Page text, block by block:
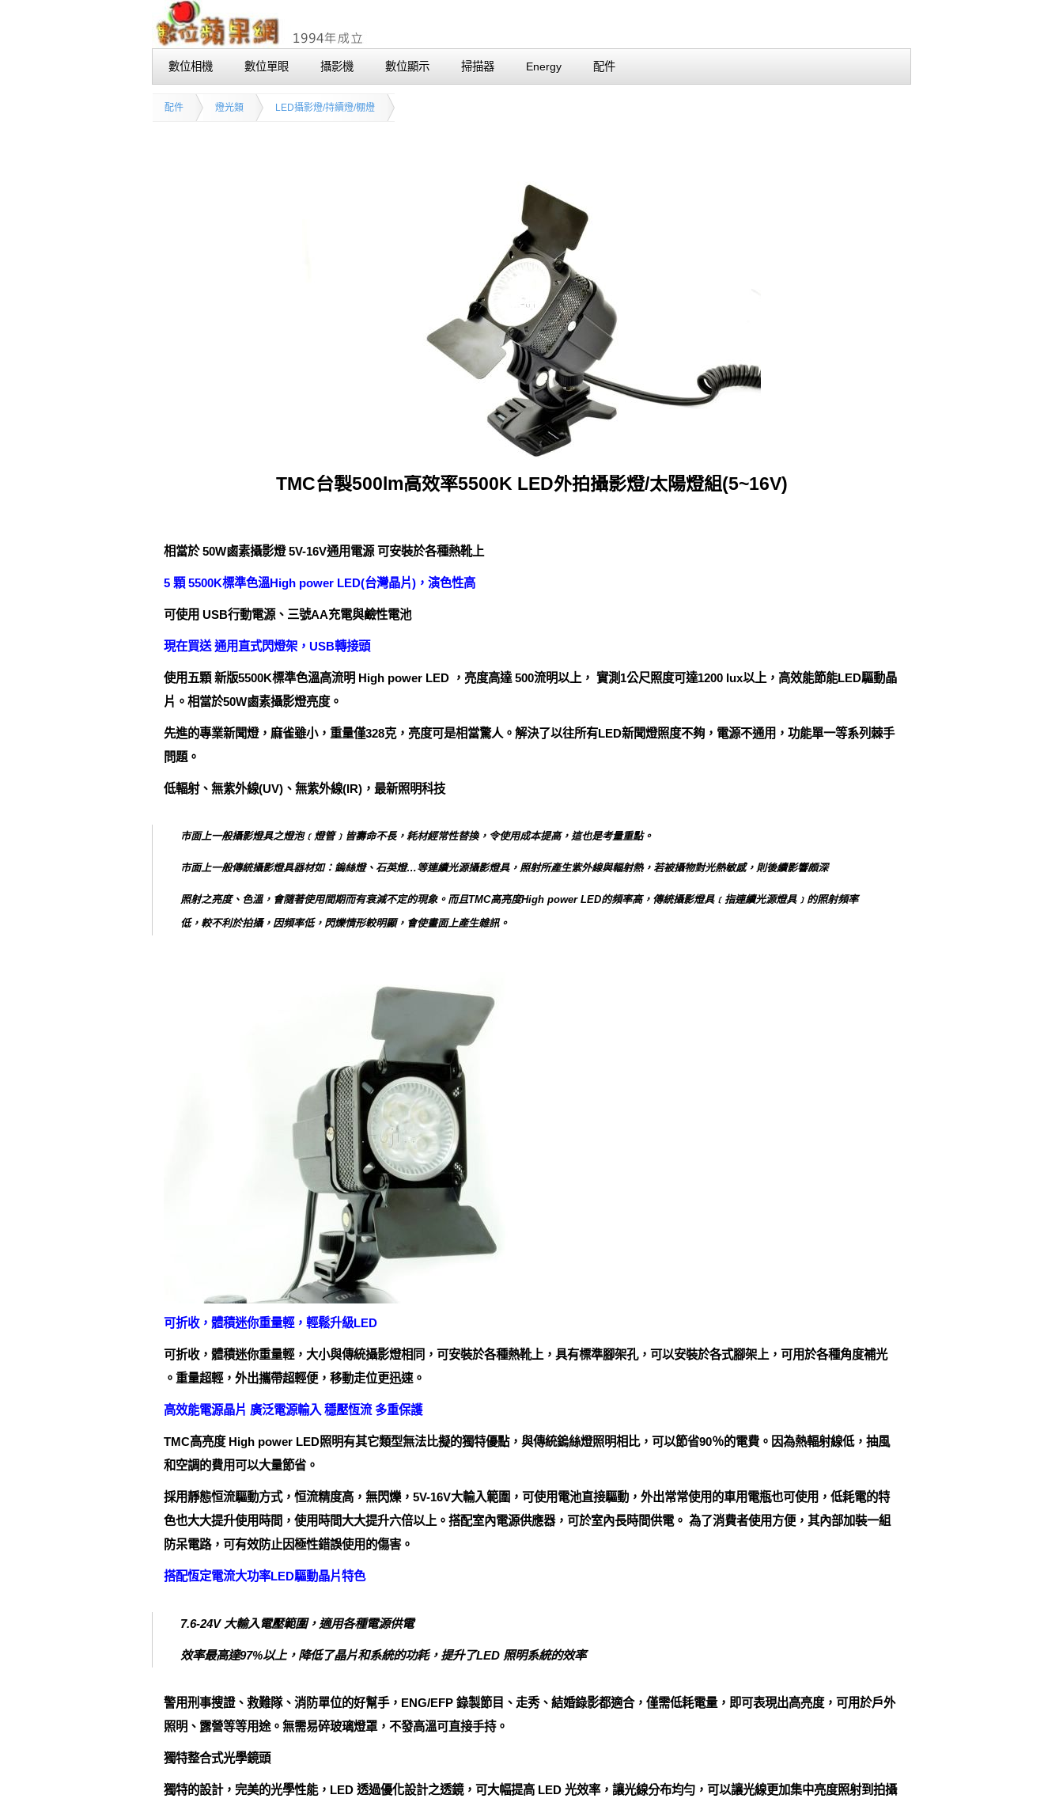
數位相機 數位單眼 攝影機 數位顯示 掃描器 Energy 配件
配件 燈光類 LED攝影燈/持續燈/棚燈
TMC台製500lm高效率5500K LED外拍攝影燈/太陽燈組(5~16V)
相當於 50W鹵素攝影燈 5V-16V通用電源 可安裝於各種熱靴上
5 顆 5500K標準色溫High power LED(台灣晶片)，演色性高
可使用 USB行動電源、三號AA充電與鹼性電池
現在買送 通用直式閃燈架，USB轉接頭
使用五顆 新版5500K標準色溫高流明 High power LED ，亮度高達 500流明以上， 實測1公尺照度可達1200 lux以上，高效能節能LED驅動晶
片。相當於50W鹵素攝影燈亮度。
先進的專業新聞燈，麻雀雖小，重量僅328克，亮度可是相當驚人。解決了以往所有LED新聞燈照度不夠，電源不通用，功能單一等系列棘手
問題。
低輻射、無紫外線(UV)、無紫外線(IR)，最新照明科技
市面上一般攝影燈具之燈泡﹝燈管﹞皆壽命不長，耗材經常性替換，令使用成本提高，這也是考量重點。
市面上一般傳統攝影燈具器材如：鎢絲燈、石英燈…等連續光源攝影燈具，照射所產生紫外線與輻射熱，若被攝物對光熱敏感，則後續影響頗深
照射之亮度、色溫，會隨著使用間期而有衰減不定的現象。而且TMC高亮度High power LED的頻率高，傳統攝影燈具﹝指連續光源燈具﹞的照射頻率
低，較不利於拍攝，因頻率低，閃爍情形較明顯，會使畫面上產生雜訊。
可折收，體積迷你重量輕，輕鬆升級LED
可折收，體積迷你重量輕，大小與傳統攝影燈相同，可安裝於各種熱靴上，具有標準腳架孔，可以安裝於各式腳架上，可用於各種角度補光
。重量超輕，外出攜帶超輕便，移動走位更迅速。
高效能電源晶片 廣泛電源輸入 穩壓恆流 多重保護
TMC高亮度 High power LED照明有其它類型無法比擬的獨特優點，與傳統鎢絲燈照明相比，可以節省90％的電費。因為熱輻射線低，抽風
和空調的費用可以大量節省。
採用靜態恒流驅動方式，恒流精度高，無閃爍，5V-16V大輸入範圍，可使用電池直接驅動，外出常常使用的車用電瓶也可使用，低耗電的特
色也大大提升使用時間，使用時間大大提升六倍以上。搭配室內電源供應器，可於室內長時間供電。 為了消費者使用方便，其內部加裝一組
防呆電路，可有效防止因極性錯誤使用的傷害。
搭配恆定電流大功率LED驅動晶片特色
7.6-24V 大輸入電壓範圍，適用各種電源供電
效率最高達97%以上，降低了晶片和系統的功耗，提升了LED 照明系統的效率
警用刑事搜證、救難隊、消防單位的好幫手，ENG/EFP 錄製節目、走秀、結婚錄影都適合，僅需低耗電量，即可表現出高亮度，可用於戶外
照明、露營等等用途。無需易碎玻璃燈罩，不發高溫可直接手持。
獨特整合式光學鏡頭
獨特的設計，完美的光學性能，LED 透過優化設計之透鏡，可大幅提高 LED 光效率，讓光線分布均勻，可以讓光線更加集中亮度照射到拍攝